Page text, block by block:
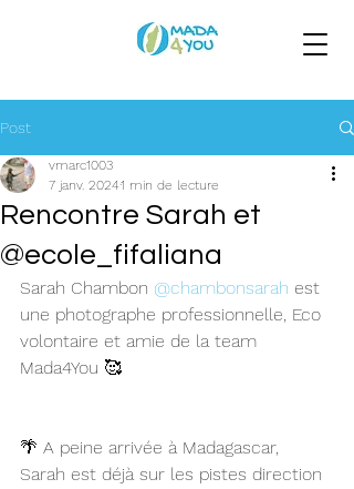
Post
Rencontre Sarah et
@ecole_fifaliana
vmarc1003
7 janv. 20241 min de lecture
Sarah Chambon @chambonsarah est
une photographe professionnelle, Eco
volontaire et amie de la team
Mada4You 🥰
🌴 A peine arrivée à Madagascar,
Sarah est déjà sur les pistes direction